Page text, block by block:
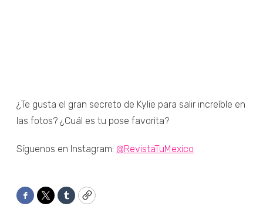
¿Te gusta el gran secreto de Kylie para salir increíble en
las fotos? ¿Cuál es tu pose favorita?
Síguenos en Instagram: @RevistaTuMexico
Facebook
TwitterTumblrCopy